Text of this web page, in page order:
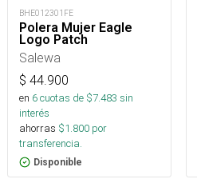
BHE012301FE
Polera Mujer Eagle
Logo Patch
Salewa
$ 44.900
en 6cuotas de $7.483 sin
interés
ahorras $1.800 por
transferencia.
Disponible